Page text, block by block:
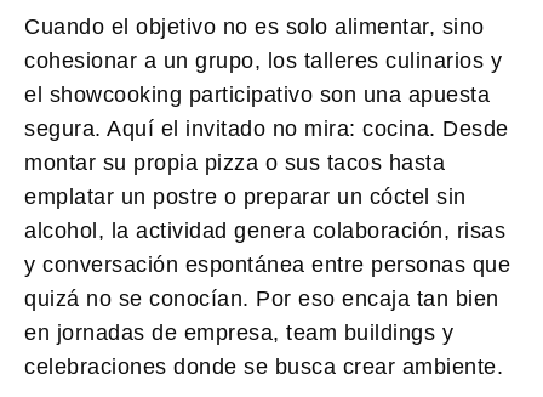
Cuando el objetivo no es solo alimentar, sino
cohesionar a un grupo, los talleres culinarios y
el showcooking participativo son una apuesta
segura. Aquí el invitado no mira: cocina. Desde
montar su propia pizza o sus tacos hasta
emplatar un postre o preparar un cóctel sin
alcohol, la actividad genera colaboración, risas
y conversación espontánea entre personas que
quizá no se conocían. Por eso encaja tan bien
en jornadas de empresa, team buildings y
celebraciones donde se busca crear ambiente.